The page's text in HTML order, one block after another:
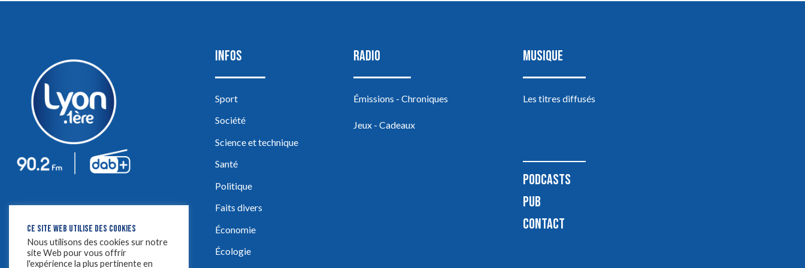
INFOS
Sport
Société
Science et technique
Santé
Politique
Faits divers
Économie
Écologie
RADIO
Émissions - Chroniques
Jeux - Cadeaux
MUSIQUE
Les titres diffusés
PODCASTS
PUB
CONTACT
CE SITE WEB UTILISE DES COOKIES
Nous utilisons des cookies sur notre
site Web pour vous offrir
l'expérience la plus pertinente en